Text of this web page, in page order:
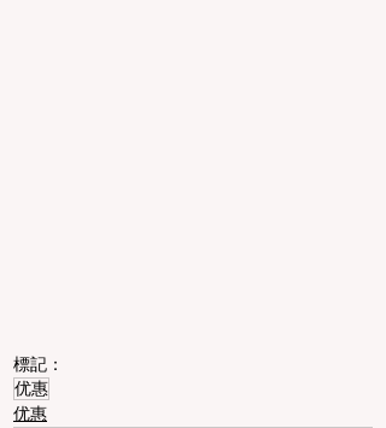
標記：
优惠
优惠